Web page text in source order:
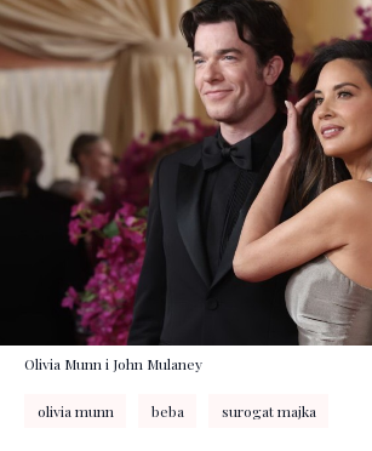
Olivia Munn i John Mulaney
olivia munn beba surogat majka